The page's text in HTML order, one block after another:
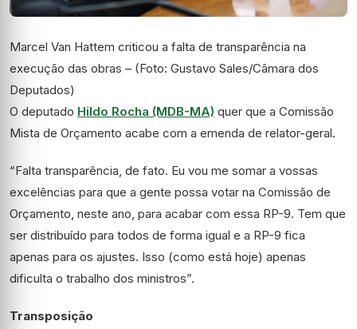
Marcel Van Hattem criticou a falta de transparência na
execução das obras – (Foto: Gustavo Sales/Câmara dos
Deputados)
O deputado Hildo Rocha (MDB-MA) quer que a Comissão
Mista de Orçamento acabe com a emenda de relator-geral.
“Falta transparência, de fato. Eu vou me somar a vossas
excelências para que a gente possa votar na Comissão de
Orçamento, neste ano, para acabar com essa RP-9. Tem que
ser distribuído para todos de forma igual e a RP-9 fica
apenas para os ajustes. Isso (como está hoje) apenas
dificulta o trabalho dos ministros”.
Transposição